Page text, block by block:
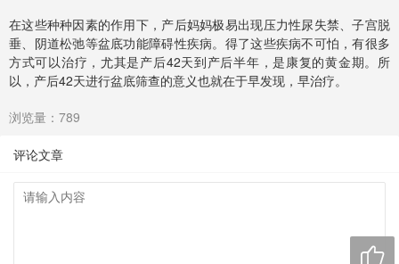
在这些种种因素的作用下，产后妈妈极易出现压力性尿失禁、子宫脱
垂、阴道松弛等盆底功能障碍性疾病。得了这些疾病不可怕，有很多
方式可以治疗，尤其是产后42天到产后半年，是康复的黄金期。所
以，产后42天进行盆底筛查的意义也就在于早发现，早治疗。
浏览量：789
评论文章
